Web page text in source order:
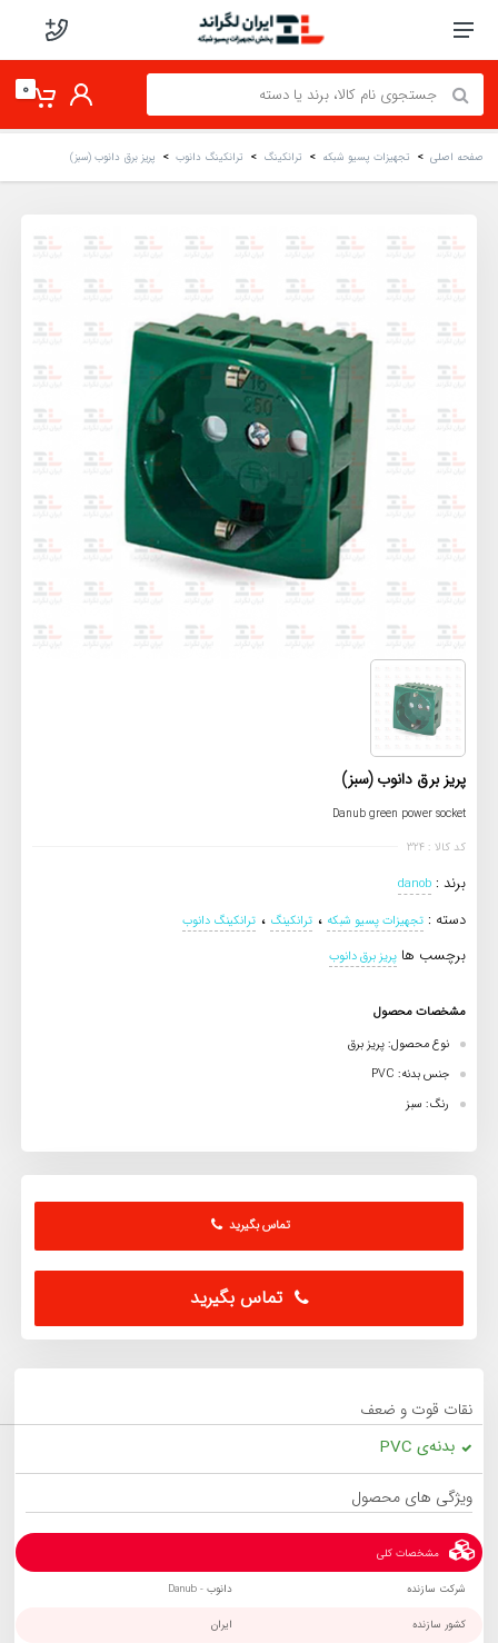
0
صفحه اصلی تجهیزات پسیو شبکه ترانکینگ ترانکینگ دانوب پریز برق دانوب (سبز)
پریز برق دانوب (سبز)
Danub green power socket
کد کالا : 324
برند : danob
دسته : تجهیزات پسیو شبکه ، ترانکینگ ، ترانکینگ دانوب
برچسب ها پریز برق دانوب
مشخصات محصول
نوع محصول: پریز برق
جنس بدنه: PVC
رنگ: سبز
تماس بگیرید
تماس بگیرید
نقات قوت و ضعف
بدنه‌ی PVC
ویژگی های محصول
مشخصات کلی
شرکت سازنده دانوب - Danub
کشور سازنده ایران